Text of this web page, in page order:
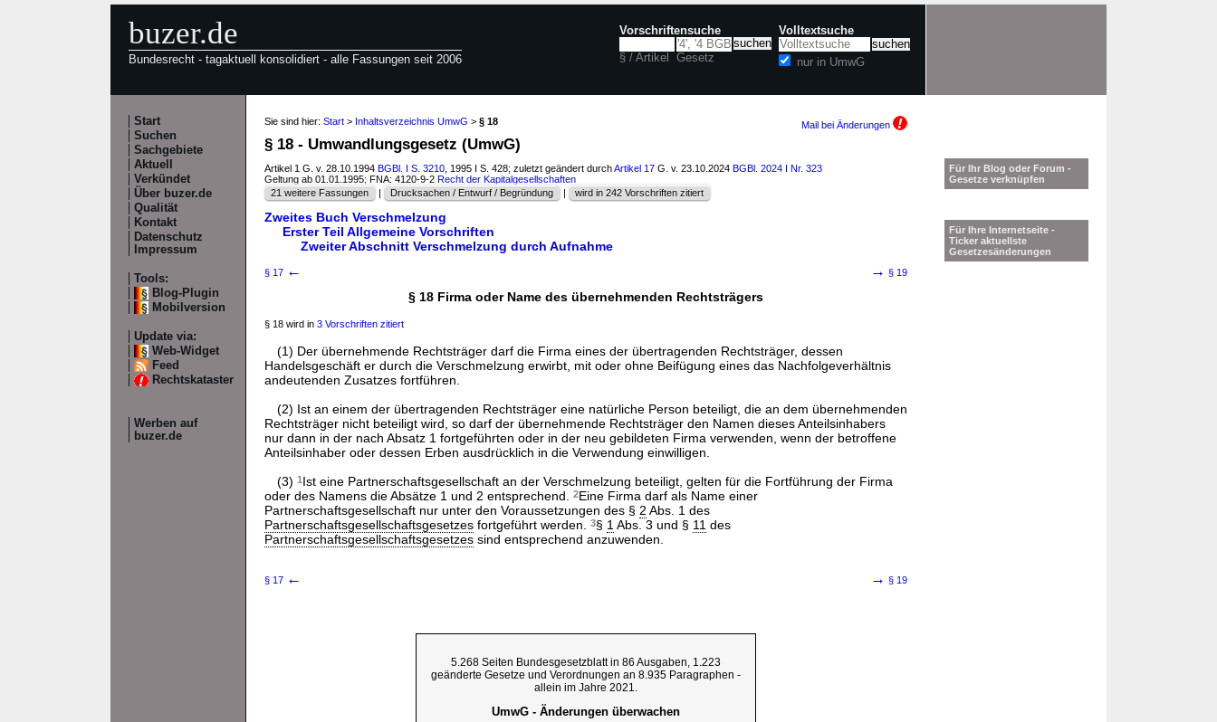
buzer.de
Bundesrecht - tagaktuell konsolidiert - alle Fassungen seit 2006
Vorschriftensuche
§ / Artikel Gesetz
Volltextsuche
nur in UmwG
Start
Suchen
Sachgebiete
Aktuell
Verkündet
Über buzer.de
Qualität
Kontakt
Datenschutz
Impressum
Tools:
Blog-Plugin
Mobilversion
Update via:
Web-Widget
Feed
Rechtskataster
Werben auf
buzer.de
Sie sind hier: Start > Inhaltsverzeichnis UmwG > § 18 Mail bei Änderungen
§ 18 - Umwandlungsgesetz (UmwG)
Artikel 1 G. v. 28.10.1994 BGBl. I S. 3210 , 1995 I S. 428; zuletzt geändert durchArtikel 17 G. v. 23.10.2024 BGBl. 2024 I Nr. 323
Geltung ab 01.01.1995; FNA: 4120-9-2 Recht der Kapitalgesellschaften
21 weitere Fassungen
| Drucksachen / Entwurf / Begründung | wird in 242 Vorschriften zitiert
Zweites Buch Verschmelzung
Erster Teil Allgemeine Vorschriften
Zweiter Abschnitt Verschmelzung durch Aufnahme
§ 17 ← → § 19
§ 18 Firma oder Name des übernehmenden Rechtsträgers
§ 18 wird in 3 Vorschriften zitiert
(1) Der übernehmende Rechtsträger darf die Firma eines der übertragenden Rechtsträger, dessen
Handelsgeschäft er durch die Verschmelzung erwirbt, mit oder ohne Beifügung eines das Nachfolgeverhältnis
andeutenden Zusatzes fortführen.
(2) Ist an einem der übertragenden Rechtsträger eine natürliche Person beteiligt, die an dem übernehmenden
Rechtsträger nicht beteiligt wird, so darf der übernehmende Rechtsträger den Namen dieses Anteilsinhabers
nur dann in der nach Absatz 1 fortgeführten oder in der neu gebildeten Firma verwenden, wenn der betroffene
Anteilsinhaber oder dessen Erben ausdrücklich in die Verwendung einwilligen.
(3) 1Ist eine Partnerschaftsgesellschaft an der Verschmelzung beteiligt, gelten für die Fortführung der Firma
oder des Namens die Absätze 1 und 2 entsprechend.
2Eine Firma darf als Name einer
Partnerschaftsgesellschaft nur unter den Voraussetzungen des § 2 Abs. 1 des
Partnerschaftsgesellschaftsgesetzes fortgeführt werden. 3§ 1 Abs. 3 und § 11 des
Partnerschaftsgesellschaftsgesetzes sind entsprechend anzuwenden.
§ 17 ← → § 19
5.268 Seiten Bundesgesetzblatt in 86 Ausgaben, 1.223
geänderte Gesetze und Verordnungen an 8.935 Paragraphen -
allein im Jahre 2021.
UmwG - Änderungen überwachen
Für Ihr Blog oder Forum -
Gesetze verknüpfen
Für Ihre Internetseite -
Ticker aktuellste
Gesetzesänderungen